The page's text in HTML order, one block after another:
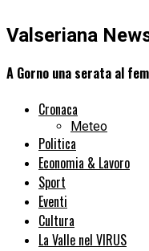
Valseriana
A Gorno una serata al
Cronaca
Meteo
Politica
Economia & Lavoro
Sport
Eventi
Cultura
La Valle nel VIRUS